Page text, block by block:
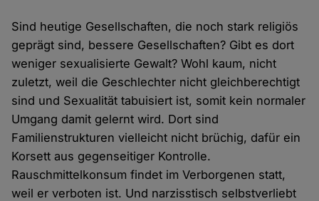
Sind heutige Gesellschaften, die noch stark religiös
geprägt sind, bessere Gesellschaften? Gibt es dort
weniger sexualisierte Gewalt? Wohl kaum, nicht
zuletzt, weil die Geschlechter nicht gleichberechtigt
sind und Sexualität tabuisiert ist, somit kein normaler
Umgang damit gelernt wird. Dort sind
Familienstrukturen vielleicht nicht brüchig, dafür ein
Korsett aus gegenseitiger Kontrolle.
Rauschmittelkonsum findet im Verborgenen statt,
weil er verboten ist. Und narzisstisch selbstverliebt